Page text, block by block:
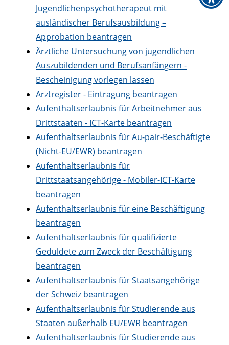
Jugendlichenpsychotherapeut mit
ausländischer Berufsausbildung –
Approbation beantragen
Ärztliche Untersuchung von jugendlichen
Auszubildenden und Berufsanfängern -
Bescheinigung vorlegen lassen
Arztregister - Eintragung beantragen
Aufenthaltserlaubnis für Arbeitnehmer aus
Drittstaaten - ICT-Karte beantragen
Aufenthaltserlaubnis für Au-pair-Beschäftigte
(Nicht-EU/EWR) beantragen
Aufenthaltserlaubnis für
Drittstaatsangehörige - Mobiler-ICT-Karte
beantragen
Aufenthaltserlaubnis für eine Beschäftigung
beantragen
Aufenthaltserlaubnis für qualifizierte
Geduldete zum Zweck der Beschäftigung
beantragen
Aufenthaltserlaubnis für Staatsangehörige
der Schweiz beantragen
Aufenthaltserlaubnis für Studierende aus
Staaten außerhalb EU/EWR beantragen
Aufenthaltserlaubnis für Studierende aus